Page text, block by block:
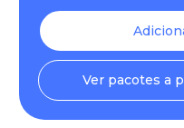
Ver pacotes a